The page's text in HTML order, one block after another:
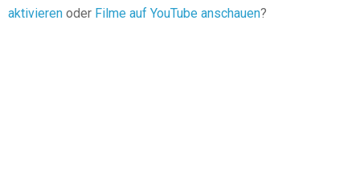
aktivieren oder Filme auf YouTube anschauen?